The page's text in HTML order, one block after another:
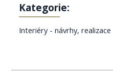
Kategorie:
Interiéry - návrhy, realizace